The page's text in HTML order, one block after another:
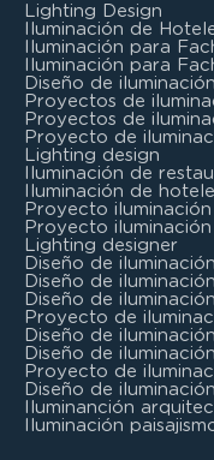
Lighting Design
Iluminación de
Iluminación para
Iluminación para
Diseño de iluminación
Proyectos de
Proyectos de
Proyecto de
Lighting design
Iluminación de
Iluminación de
Proyecto
Proyecto
Lighting designer
Diseño de
Diseño de
Diseño de
Proyecto de
Diseño de
Diseño de
Proyecto de
Diseño de
Iluminanción
Iluminación